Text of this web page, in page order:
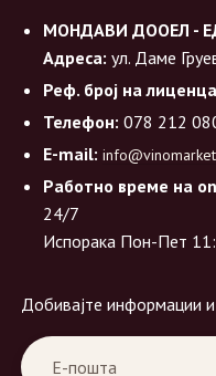
МОНДАВИ ДООЕЛ -
Адреса: ул. Даме
Реф. број на
Телефон: 078 212
E-mail:
Работно време на
24/7
Испорака Пон-Пет
Добивајте информации